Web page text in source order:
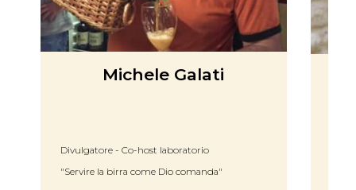
Eugenio Signoroni
Curatore della guida Birre d'Italia
Relatore degustazioni